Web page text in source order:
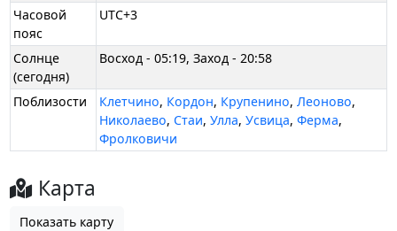
Часовой
пояс
UTC+3
Солнце
(сегодня)
Восход - 05:19, Заход - 20:58
Поблизости Клетчино, Кордон, Крупенино,Леоново,
Николаево, Стаи,Улла,Усвица,Ферма,
Фролковичи
Карта
Показать карту